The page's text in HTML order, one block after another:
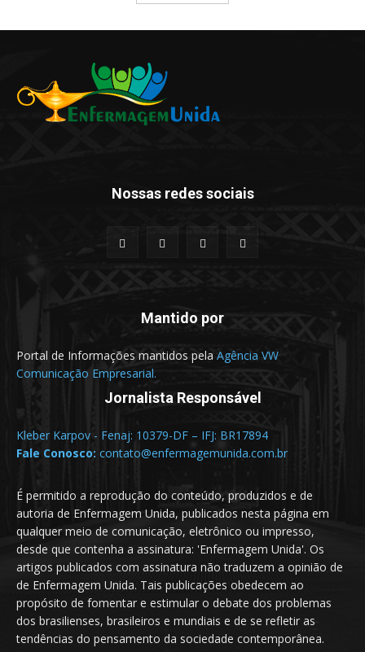
Nossas redes sociais
Mantido por
Portal de Informações mantidos pela Agência VW
Comunicação Empresarial.
Jornalista Responsável
Kleber Karpov - Fenaj: 10379-DF – IFJ: BR17894
Fale Conosco: contato@enfermagemunida.com.br
É permitido a reprodução do conteúdo, produzidos e de
autoria de Enfermagem Unida, publicados nesta página em
qualquer meio de comunicação, eletrônico ou impresso,
desde que contenha a assinatura: 'Enfermagem Unida'. Os
artigos publicados com assinatura não traduzem a opinião de
de Enfermagem Unida. Tais publicações obedecem ao
propósito de fomentar e estimular o debate dos problemas
dos brasilienses, brasileiros e mundiais e de se refletir as
tendências do pensamento da sociedade contemporânea.